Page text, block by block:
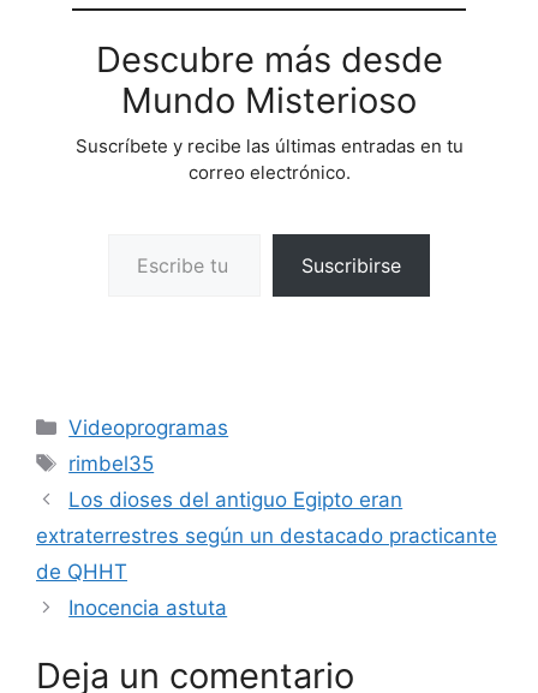
Descubre más desde
Mundo Misterioso
Suscríbete y recibe las últimas entradas en tu
correo electrónico.
Suscribirse
Categorías
Videoprogramas
Etiquetas
rimbel35
Los dioses del antiguo Egipto eran
extraterrestres según un destacado practicante
de QHHT
Inocencia astuta
Deja un comentario